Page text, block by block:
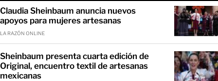
Claudia Sheinbaum anuncia nuevos
apoyos para mujeres artesanas
LA RAZÓN ONLINE
Sheinbaum presenta cuarta edición de
Original, encuentro textil de artesanas
mexicanas